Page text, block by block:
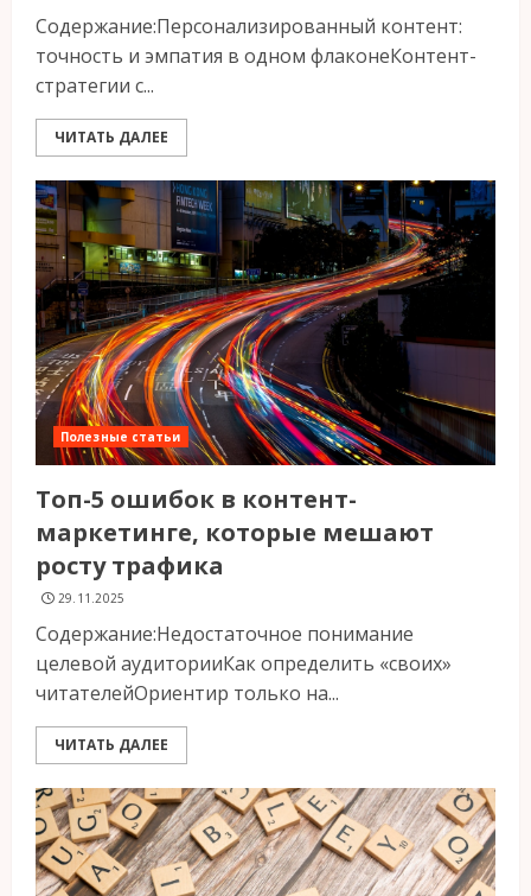
Содержание:Персонализированный контент:
точность и эмпатия в одном флаконеКонтент-
стратегии с...
ЧИТАТЬ ДАЛЕЕ
Полезные статьи
Топ-5 ошибок в контент-
маркетинге, которые мешают
росту трафика
29.11.2025
Содержание:Недостаточное понимание
целевой аудиторииКак определить «своих»
читателейОриентир только на...
ЧИТАТЬ ДАЛЕЕ